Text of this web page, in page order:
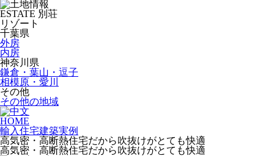
ESTATE 別荘
リゾート
千葉県
外房
内房
神奈川県
鎌倉・葉山・逗子
相模原・愛川
その他
その他の地域
HOME
輸入住宅建築実例
高気密・高断熱住宅だから吹抜けがとても快適
高気密・高断熱住宅だから吹抜けがとても快適